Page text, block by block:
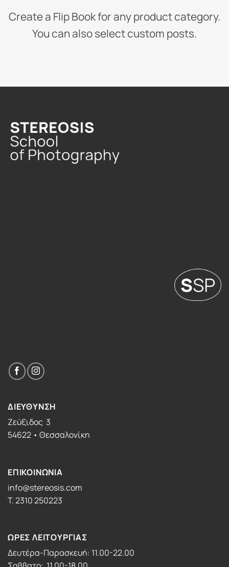
Create a Flip Book for any product category.
You can also select custom posts.
ΔΙΕΥΘΥΝΣΗ
Ζεύξιδος 3
54622 • Θεσσαλονίκη
ΕΠΙΚΟΙΝΩΝΙΑ
info@stereosis.com
T. 2310 250223
ΩΡΕΣ ΛΕΙΤΟΥΡΓΙΑΣ
Δευτέρα-Παρασκευή: 11.00-22.00